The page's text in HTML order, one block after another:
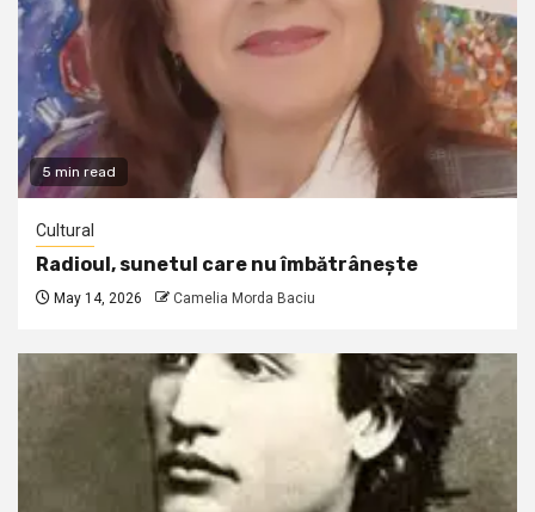
5 min read
Cultural
Radioul, sunetul care nu îmbătrânește
May 14, 2026 Camelia Morda Baciu